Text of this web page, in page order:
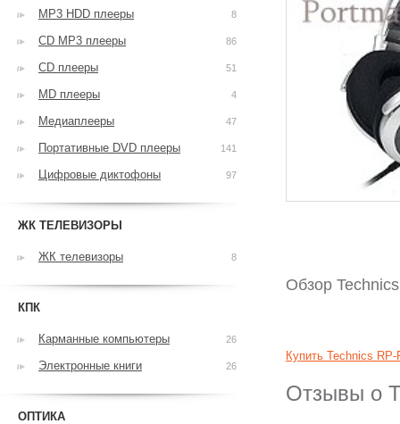
Обзор
Купить Technics
Отзывы о
MP3 HDD плееры 8
CD MP3 плееры 86
CD плееры 51
MD плееры 4
Медиаплееры 47
Портативные DVD плееры 141
Цифровые диктофоны 97
ЖК ТЕЛЕВИЗОРЫ
ЖК телевизоры 8
КПК
Карманные компьютеры 26
Электронные книги 26
ОПТИКА